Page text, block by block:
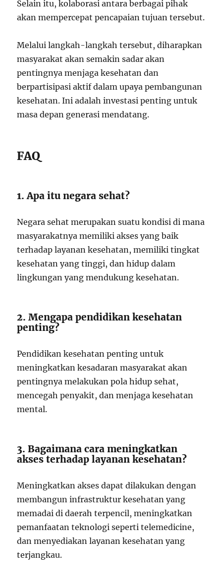
Selain itu, kolaborasi antara berbagai pihak
akan mempercepat pencapaian tujuan tersebut.
Melalui langkah-langkah tersebut, diharapkan
masyarakat akan semakin sadar akan
pentingnya menjaga kesehatan dan
berpartisipasi aktif dalam upaya pembangunan
kesehatan. Ini adalah investasi penting untuk
masa depan generasi mendatang.
FAQ
1. Apa itu negara sehat?
Negara sehat merupakan suatu kondisi di mana
masyarakatnya memiliki akses yang baik
terhadap layanan kesehatan, memiliki tingkat
kesehatan yang tinggi, dan hidup dalam
lingkungan yang mendukung kesehatan.
2. Mengapa pendidikan kesehatan
penting?
Pendidikan kesehatan penting untuk
meningkatkan kesadaran masyarakat akan
pentingnya melakukan pola hidup sehat,
mencegah penyakit, dan menjaga kesehatan
mental.
3. Bagaimana cara meningkatkan
akses terhadap layanan kesehatan?
Meningkatkan akses dapat dilakukan dengan
membangun infrastruktur kesehatan yang
memadai di daerah terpencil, meningkatkan
pemanfaatan teknologi seperti telemedicine,
dan menyediakan layanan kesehatan yang
terjangkau.